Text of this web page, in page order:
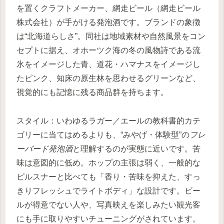
を置くクラフトメーカー、網走ビール（網走ビール
株式会社）が手がける発泡酒です。ブランドの象徴
は“北海道らしさ”。同社は地域素材や自然風景をコン
セプトに据え、オホーツク海の冬の風物詩である流
氷をイメージした青、道花・ハマナスをイメージし
たピンク、知床の原生林を思わせるグリーンなど、
視覚的にも記憶に残る商品群を持ちます。
スタイル：いわゆるラガー／エールの教科書的カテ
ゴリーに当てはめるよりも、“みやげ・体験型”の フレ
ーバード発泡酒と理解するのが実態に近いです。苦
味は意図的に低め。ホップの主張は弱く、一般的な
ピルスナーと比べても「香り・苦味を抑えた、すっ
きりフレッシュでライトボディ」な設計です。ビー
ルが得意でない人や、写真映えを楽しみたい観光客
にも手に取りやすいチューニングがされています。